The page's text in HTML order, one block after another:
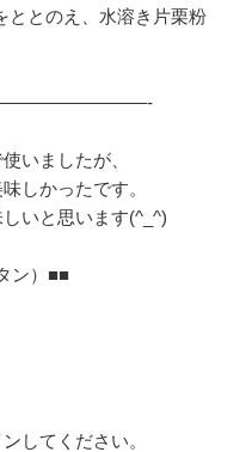
ととのえ、水溶き片栗粉
いましたが、
しかったです。
いと思います(^_^)
ン）■■
してください。